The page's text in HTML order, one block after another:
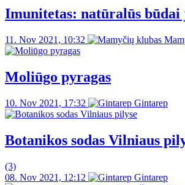
Imunitetas: natūralūs
11. Nov 2021, 10:32
Moliūgo pyragas
10. Nov 2021, 17:32 Gintarep
Botanikos sodas Vilniaus
(3)
08. Nov 2021, 12:12
Gintarep